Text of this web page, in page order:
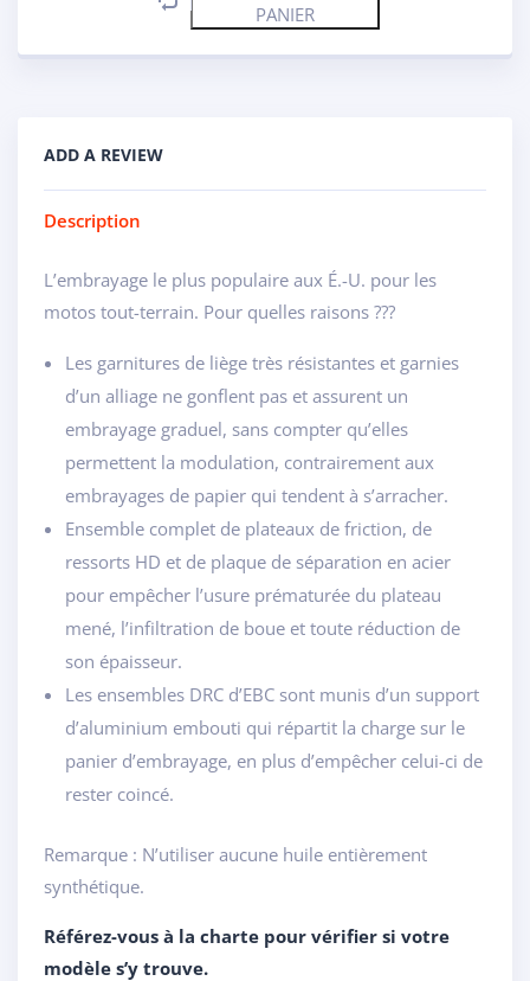
PANIER
ADD A REVIEW
Description
L’embrayage le plus populaire aux É.-U. pour les
motos tout-terrain. Pour quelles raisons ???
Les garnitures de liège très résistantes et garnies
d’un alliage ne gonflent pas et assurent un
embrayage graduel, sans compter qu’elles
permettent la modulation, contrairement aux
embrayages de papier qui tendent à s’arracher.
Ensemble complet de plateaux de friction, de
ressorts HD et de plaque de séparation en acier
pour empêcher l’usure prématurée du plateau
mené, l’infiltration de boue et toute réduction de
son épaisseur.
Les ensembles DRC d’EBC sont munis d’un support
d’aluminium embouti qui répartit la charge sur le
panier d’embrayage, en plus d’empêcher celui-ci de
rester coincé.
Remarque : N’utiliser aucune huile entièrement
synthétique.
Référez-vous à la charte pour vérifier si votre
modèle s’y trouve.